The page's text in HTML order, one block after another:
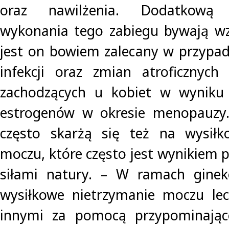
oraz nawilżenia.
wykonania tego zabiegu bywają
jest on bowiem zalecany w
infekcji oraz zmian atroficznych
zachodzących u kobiet w
estrogenów w okresie
często skarżą się też na
moczu, które często jest wynikiem
siłami natury. – W ramach
wysiłkowe nietrzymanie moczu
innymi za pomocą